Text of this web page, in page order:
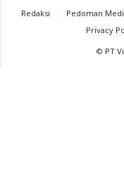
Redaksi Pedoman
Privacy
© PT